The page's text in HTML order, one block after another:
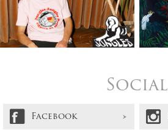
Social
Facebook